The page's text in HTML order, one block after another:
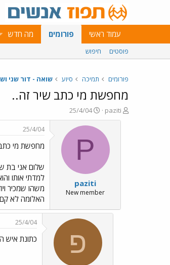
עמוד ראשי פורומים מה חדש
פוסטים חיפוש
פורומים תמיכה סיוע שואה - דור שני
מחפשת מי כתב שיר זה..
פ
ו
paziti
פ
ו
ר
ם
א
ר
י
25/4/04
P
paziti
New member
25/4/04
מחפשת מי
שלום אני בת
משהו שמכיר
האלומה לא קם
פ
25/4/04
כתונת איש